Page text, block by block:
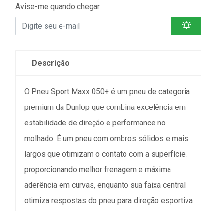
Avise-me quando chegar
Descrição
O Pneu Sport Maxx 050+ é um pneu de categoria
premium da Dunlop que combina excelência em
estabilidade de direção e performance no
molhado. É um pneu com ombros sólidos e mais
largos que otimizam o contato com a superfície,
proporcionando melhor frenagem e máxima
aderência em curvas, enquanto sua faixa central
otimiza respostas do pneu para direção esportiva